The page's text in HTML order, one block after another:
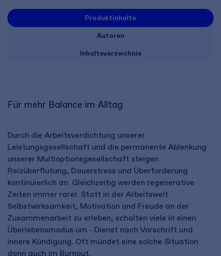
Produktinhalte
Autoren
Inhaltsverzeichnis
Für mehr Balance im Alltag
Durch die Arbeitsverdichtung unserer
Leistungsgesellschaft und die permanente Ablenkung
unserer Multioptionsgesellschaft steigen
Reizüberflutung, Dauerstress und Überforderung
kontinuierlich an. Gleichzeitig werden regenerative
Zeiten immer rarer. Statt in der Arbeitswelt
Selbstwirksamkeit, Motivation und Freude an der
Zusammenarbeit zu erleben, schalten viele in einen
Überlebensmodus um - Dienst nach Vorschrift und
innere Kündigung. Oft mündet eine solche Situation
dann auch im Burnout.